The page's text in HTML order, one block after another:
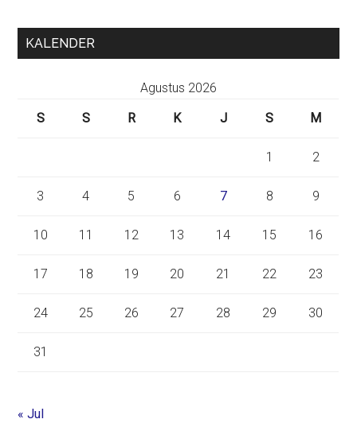
KALENDER
Agustus 2026
S
S R K J S M
1 2
3 4 5 6 7 8 9
10 11 12 13 14 15 16
17 18 19 20 21 22 23
24 25 26 27 28 29 30
31
« Jul